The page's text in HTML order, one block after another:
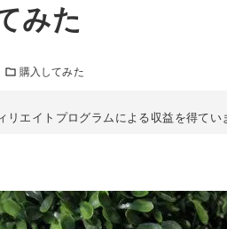
みた
購入してみた
リエイトプログラムによる収益を得てい